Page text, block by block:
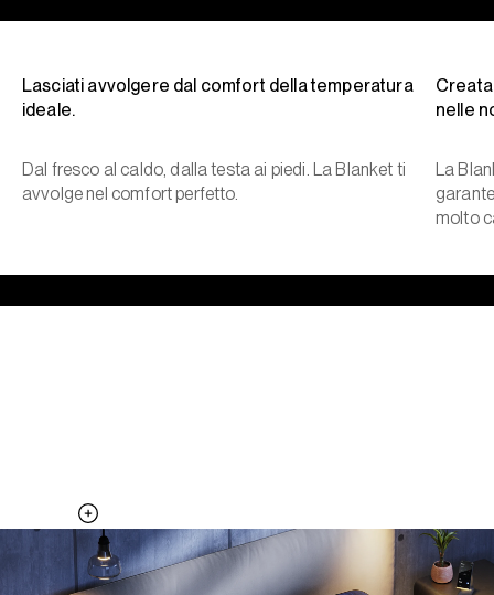
Lasciati avvolgere dal comfort della temperatura
ideale.
Dal fresco al caldo, dalla testa ai piedi. La Blanket ti
avvolge nel comfort perfetto.
nelle
La
molto